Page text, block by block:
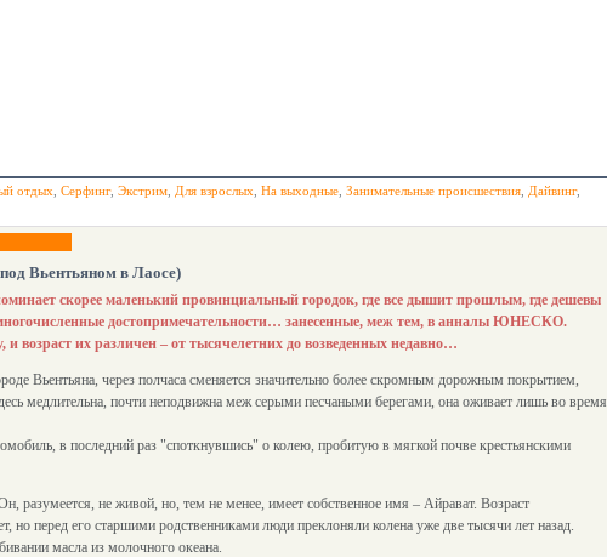
отдых Серфинг, Экстрим Для взрослых На выходные Занимательные происшествия Дайвинг,
Вьентьяном в Лаосе)
скорее маленький провинциальный городок, где все дышит прошлым, где дешевы
достопримечательности… занесенные, меж тем, в анналы ЮНЕСКО.
возраст их различен – от тысячелетних до возведенных недавно…
Вьентьяна, через полчаса сменяется значительно более скромным дорожным покрытием,
медлительна, почти неподвижна меж серыми песчаными берегами, она оживает лишь во время
в последний раз "споткнувшись" о колею, пробитую в мягкой почве крестьянскими
не живой, но, тем не менее, имеет собственное имя – Айрават. Возраст
но перед его старшими родственниками люди преклоняли колена уже две тысячи лет назад.
масла из молочного океана.